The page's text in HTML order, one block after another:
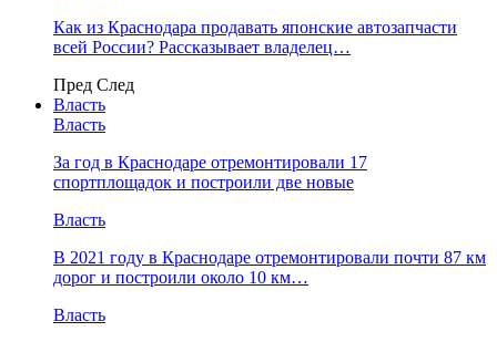
Как из Краснодара продавать японские автозапчасти
всей России? Рассказывает владелец…
Пред След
Власть
Власть
За год в Краснодаре отремонтировали 17
спортплощадок и построили две новые
Власть
В 2021 году в Краснодаре отремонтировали почти 87 км
дорог и построили около 10 км…
Власть